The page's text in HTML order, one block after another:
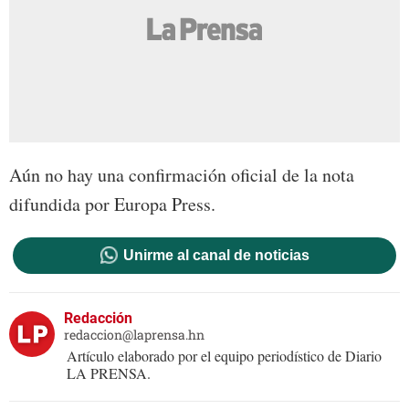
Aún no hay una confirmación oficial de la nota
difundida por Europa Press.
Unirme al canal de noticias
Redacción
redaccion@laprensa.hn
Artículo elaborado por el equipo periodístico de Diario
LA PRENSA.